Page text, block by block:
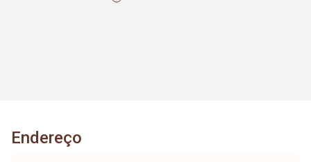
Endereço